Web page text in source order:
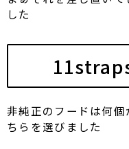
した
非純正のフードは何
ちらを選びました